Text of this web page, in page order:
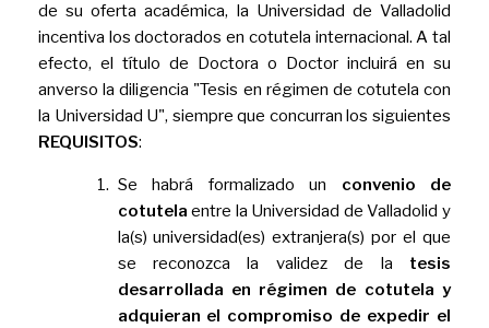
de su oferta académica, la Universidad de Valladolid
incentiva los doctorados en cotutela internacional. A tal
efecto, el título de Doctora o Doctor incluirá en su
anverso la diligencia "Tesis en régimen de cotutela con
la Universidad U", siempre que concurran los siguientes
REQUISITOS:
Se habrá formalizado un convenio de
cotutela entre la Universidad de Valladolid y
la(s) universidad(es) extranjera(s) por el que
se reconozca la validez de la tesis
desarrollada en régimen de cotutela y
adquieran el compromiso de expedir el